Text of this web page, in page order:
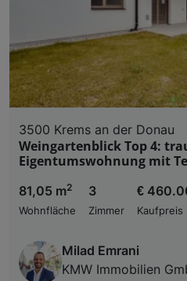
3500 Krems an der Donau
Weingartenblick Top 4:
Eigentumswohnung mit
81,05 m2
Wohnfläche
3
Zimmer
€
Kaufpreis
Milad Emrani
KMW Immobilien